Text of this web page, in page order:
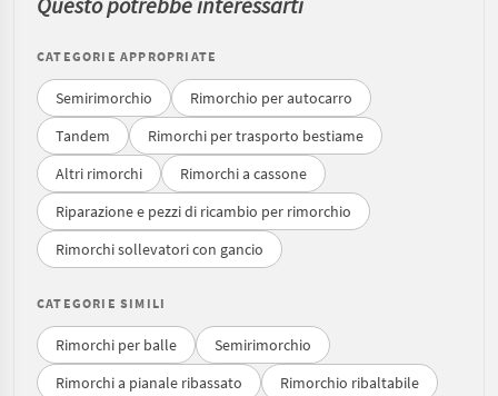
CATEGORIE APPROPRIATE
Semirimorchio
Rimorchio per autocarro
Tandem
Rimorchi per trasporto bestiame
Altri rimorchi
Rimorchi a cassone
Riparazione e pezzi di ricambio per rimorchio
Rimorchi sollevatori con gancio
CATEGORIE SIMILI
Rimorchi per balle
Semirimorchio
Rimorchi a pianale ribassato
Rimorchio ribaltabile